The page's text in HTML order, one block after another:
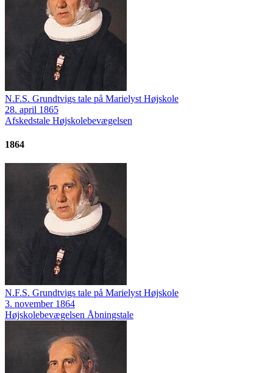
N.F.S. Grundtvigs tale på Marielyst Højskole
28. april 1865
Afskedstale Højskolebevægelsen
1864
N.F.S. Grundtvigs tale på Marielyst Højskole
3. november 1864
Højskolebevægelsen Åbningstale